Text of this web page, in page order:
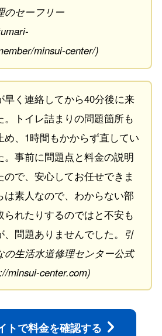
のセーフリー
minsui-center/)
早く連絡してから40分後に来
。トイレ詰まりの問題箇所も
め、1時間もかからず直してい
。事前に問題点と料金の説明
ので、安心してお任せできま
は素人なので、わからない部
られたりするのではと不安も
問題ありませんでした。
引
の生活水道修理センター公式
minsui-center.com)
トで料金を確認する